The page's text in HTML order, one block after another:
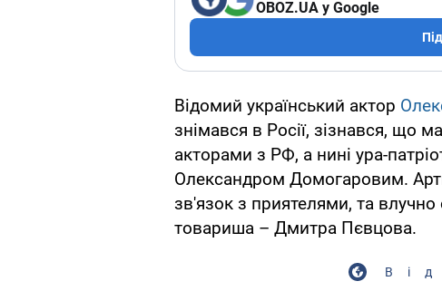
OBOZ.UA у Google
Відомий український актор
знімався в Росії, зізнався, що
акторами з РФ, а нині ура-
Олександром Домогаровим.
зв'язок з приятелями, та
товариша – Дмитра Пєвцова.